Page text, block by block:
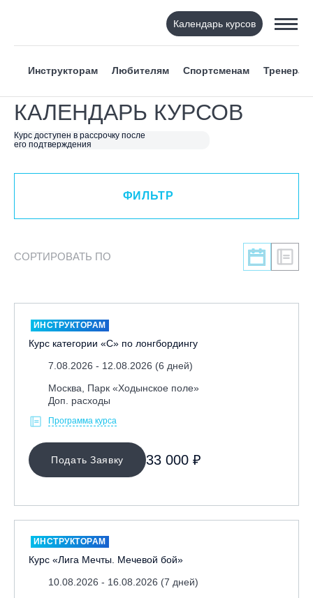
Календарь курсов
Инструкторам Любителям Спортсменам Тренерам
КАЛЕНДАРЬ КУРСОВ
Курс доступен в рассрочку после
его подтверждения
ФИЛЬТР
ВИД СПОРТА
Я ХОЧУ
КАТЕГОРИЯ
ЛЕКТОР
МЕСТО ПРОВЕДЕНИЯ
ФИЛЬТР
СОРТИРОВАТЬ ПО
ИНСТРУКТОРАМ
Курс категории «С» по лонгбордингу
7.08.2026 - 12.08.2026 (6 дней)
Москва, Парк «Ходынское поле»
Доп. расходы
Программа курса
Подать Заявку 33 000 ₽
ИНСТРУКТОРАМ
Курс «Лига Мечты. Мечевой бой»
10.08.2026 - 16.08.2026 (7 дней)